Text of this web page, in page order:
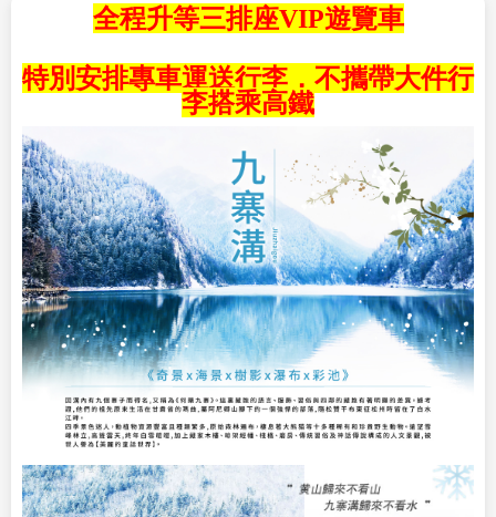
全程升等三排座VIP遊覽車
特別安排專車運送行李，不攜帶大件行
李搭乘高鐵